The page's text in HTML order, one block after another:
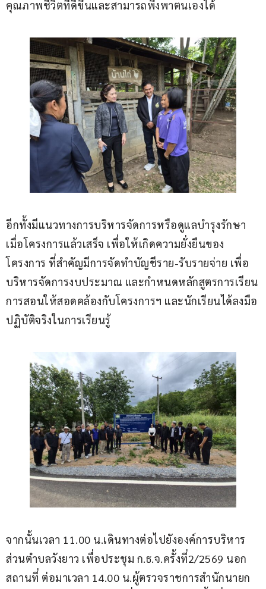
คุณภาพชีวิตที่ดีขึ้นและสามารถพึ่งพาตนเองได้
อีกทั้งมีแนวทางการบริหารจัดการหรือดูแลบำรุงรักษา
เมื่อโครงการแล้วเสร็จ เพื่อให้เกิดความยั่งยืนของ
โครงการ ที่สำคัญมีการจัดทำบัญชีราย-รับรายจ่าย เพื่อ
บริหารจัดการงบประมาณ และกำหนดหลักสูตรการเรียน
การสอนให้สอดคล้องกับโครงการฯ และนักเรียนได้ลงมือ
ปฏิบัติจริงในการเรียนรู้
จากนั้นเวลา 11.00 น.เดินทางต่อไปยังองค์การบริหาร
ส่วนตำบลวังยาว เพื่อประชุม ก.ธ.จ.ครั้งที่2/2569 นอก
สถานที่ ต่อมาเวลา 14.00 น.ผู้ตรวจราชการสำนักนายก